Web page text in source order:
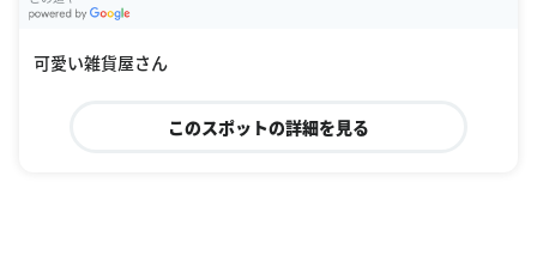
可愛い雑貨屋さん
このスポットの詳細を見る